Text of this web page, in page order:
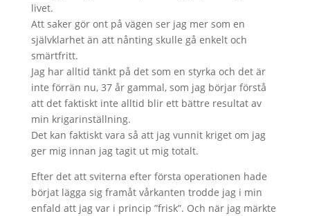
livet.
Att saker gör ont på vägen ser jag mer som en
självklarhet än att nånting skulle gå enkelt och
smärtfritt.
Jag har alltid tänkt på det som en styrka och det är
inte förrän nu, 37 år gammal, som jag börjar förstå
att det faktiskt inte alltid blir ett bättre resultat av
min krigarinställning.
Det kan faktiskt vara så att jag vunnit kriget om jag
ger mig innan jag tagit ut mig totalt.
Efter det att sviterna efter första operationen hade
börjat lägga sig framåt vårkanten trodde jag i min
enfald att jag var i princip ”frisk”. Och när jag märkte